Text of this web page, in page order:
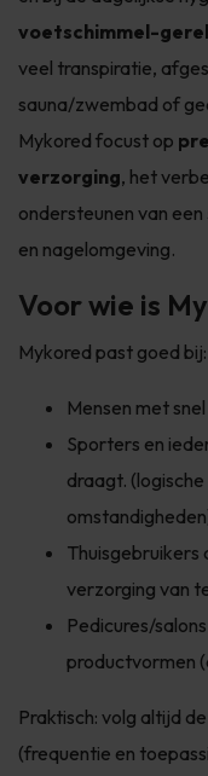
voetschimmel-
veel transpiratie,
sauna/zwembad of
Mykored focust op
verzorging, het
ondersteunen van een
en nagelomgeving.
Voor wie is
Mykored past goed bij:
Mensen met
Sporters en
draagt.
Thuisgebruikers
verzorging van
Pedicures/
productvormen
Praktisch: volg altijd
(frequentie en